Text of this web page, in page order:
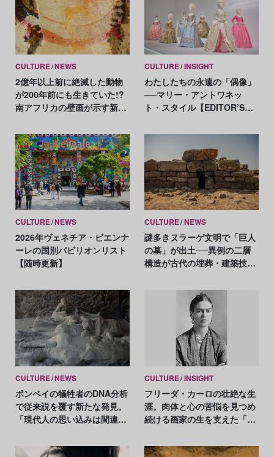
CULTURE NEWS
2億年以上前に絶滅した動物
が200年前にも生きていた!?
南アフリカの壁画が示す新た
CULTURE INSIGHT
わたしたちの永遠の「偶像」
──マリー・アントワネッ
ト・スタイル【EDITOR’S
CULTURE NEWS
2026年ヴェネチア・ビエンナ
ーレの国別パビリオンリスト
【随時更新】
CULTURE NEWS
謎多きヌラーゲ文明で「巨人
の墓」が出土──異例の二層
構造が古代の埋葬・建築技術
CULTURE NEWS
ポンペイの犠牲者のDNA分析
で従来説を覆す新たな発見。
「現代人の思い込みは間違っ
CULTURE INSIGHT
フリーダ・カーロの壮絶な生
涯。肉体と心の苦悩を見つめ
続ける画家の生を支えた「絵